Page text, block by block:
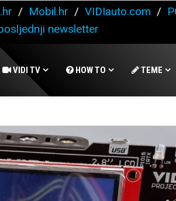
/ Mobil.hr / VIDIauto.com /
newsletter
VIDI TV HOW TO TEME